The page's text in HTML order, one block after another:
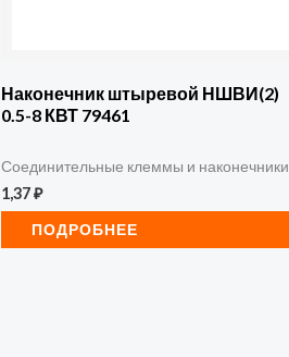
Наконечник штыревой НШВИ(2)
0.5-8 КВТ 79461
Соединительные клеммы и наконечники
1,37₽
ПОДРОБНЕЕ